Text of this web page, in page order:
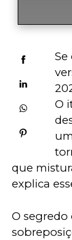
O
que
explica
O segredo